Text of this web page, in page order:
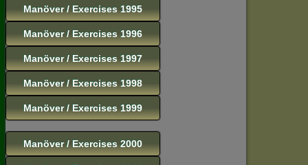
Manöver / Exercises 1995
Manöver / Exercises 1996
Manöver / Exercises 1997
Manöver / Exercises 1998
Manöver / Exercises 1999
Manöver / Exercises 2000